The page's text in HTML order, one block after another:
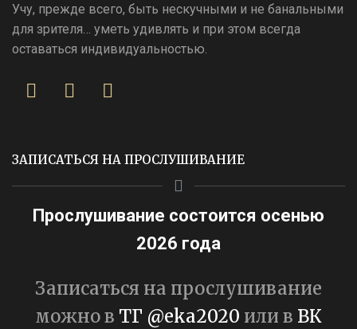
Учу, прежде всего, быть нескучными и не банальными
для зрителя… уметь удивлять и при этом всегда
оставаться индивидуальностью.
ЗАПИСАТЬСЯ НА ПРОСЛУШИВАНИЕ
Прослушивание состоится осенью
2026 года
Записаться на прослушивание
можно в ТГ @eka2020 или в ВК